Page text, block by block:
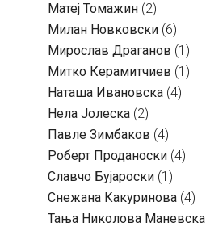
Матеј Томажин (2)
Милан Новковски (6)
Мирослав Драганов (1)
Митко Керамитчиев (1)
Наташа Ивановска (4)
Нела Јолеска (2)
Павле Зимбаков (4)
Роберт Проданоски (4)
Славчо Бујароски (1)
Снежана Какуринова (4)
Тања Николова Маневска